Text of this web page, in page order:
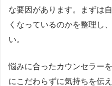
な要因があります。まずは
くなっているのかを整理し
い。
悩みに合ったカウンセラー
にこだわらずに気持ちを伝